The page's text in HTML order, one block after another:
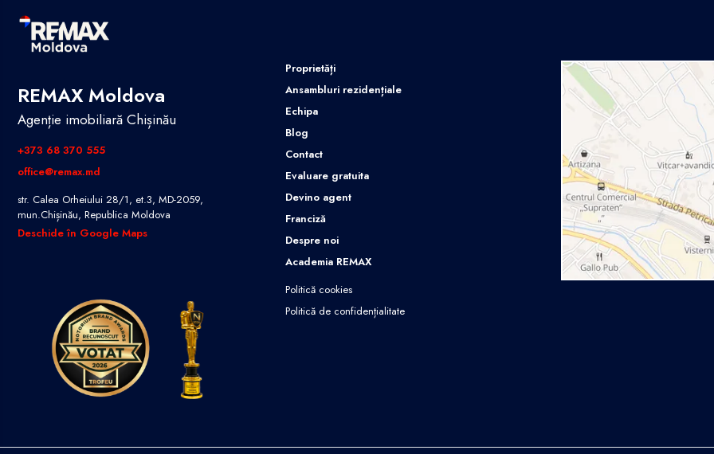
REMAX Moldova
Agenție imobiliară Chișinău
+373 68 370 555
office@remax.md
str. Calea Orheiului 28/1, et.3, MD-2059,
mun.Chișinău, Republica Moldova
Deschide în Google Maps
Proprietăți
Ansambluri rezidențiale
Echipa
Blog
Contact
Evaluare gratuita
Devino agent
Franciză
Despre noi
Academia REMAX
Politică cookies
Politică de confidențialitate